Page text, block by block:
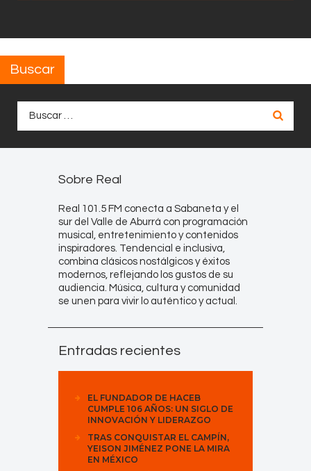
Buscar
Sobre Real
Real 101.5 FM conecta a Sabaneta y el
sur del Valle de Aburrá con programación
musical, entretenimiento y contenidos
inspiradores. Tendencial e inclusiva,
combina clásicos nostálgicos y éxitos
modernos, reflejando los gustos de su
audiencia. Música, cultura y comunidad
se unen para vivir lo auténtico y actual.
Entradas recientes
EL FUNDADOR DE HACEB
CUMPLE 106 AÑOS: UN SIGLO DE
INNOVACIÓN Y LIDERAZGO
TRAS CONQUISTAR EL CAMPÍN,
YEISON JIMÉNEZ PONE LA MIRA
EN MÉXICO